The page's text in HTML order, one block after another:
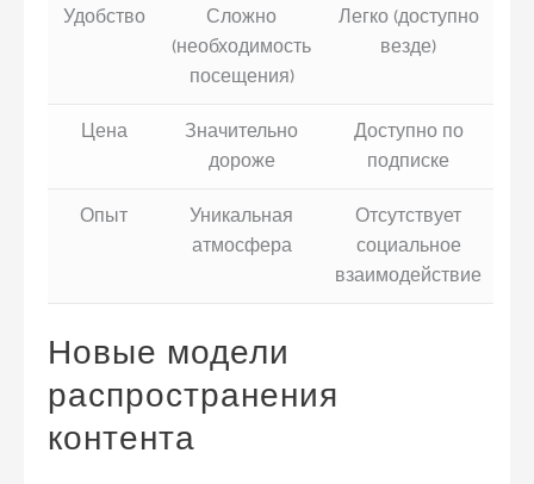
Удобство
Сложно
(необходимость
посещения)
Легко (доступно
везде)
Цена
Значительно
дороже
Доступно по
подписке
Опыт
Уникальная
атмосфера
Отсутствует
социальное
взаимодействие
Новые модели
распространения
контента